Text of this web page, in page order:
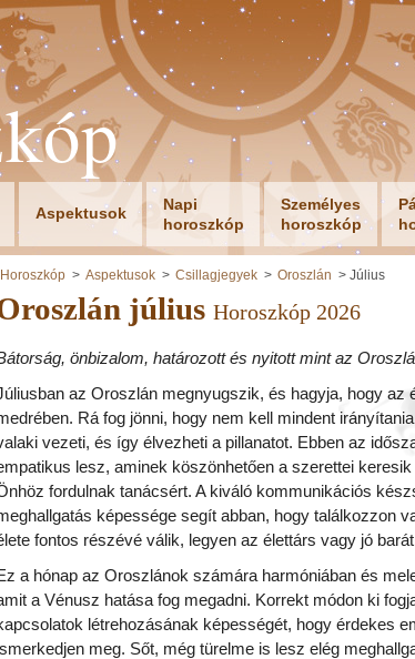
Aspektusok
Napi
horoszkóp
Személyes
horoszkóp
Horoszkóp Aspektusok Csillagjegyek Oroszlán Július
július Horoszkóp 2026
önbizalom, határozott és nyitott mint az
az Oroszlán megnyugszik, és hagyja, hogy az
Rá fog jönni, hogy nem kell mindent
vezeti, és így élvezheti a pillanatot. Ebben az
lesz, aminek köszönhetően a szerettei
fordulnak tanácsért. A kiváló kommunikációs
képessége segít abban, hogy találkozzon
fontos részévé válik, legyen az élettárs vagy jó
a hónap az Oroszlánok számára harmóniában és
a Vénusz hatása fog megadni. Korrekt módon ki
létrehozásának képességét, hogy érdekes
meg. Sőt, még türelme is lesz elég